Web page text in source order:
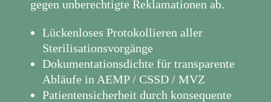
gegen unberechtigte Reklamationen ab.
Lückenloses Protokollieren aller
Sterilisationsvorgänge
Dokumentationsdichte für transparente
Abläufe in AEMP / CSSD / MVZ
Patientensicherheit durch konsequente